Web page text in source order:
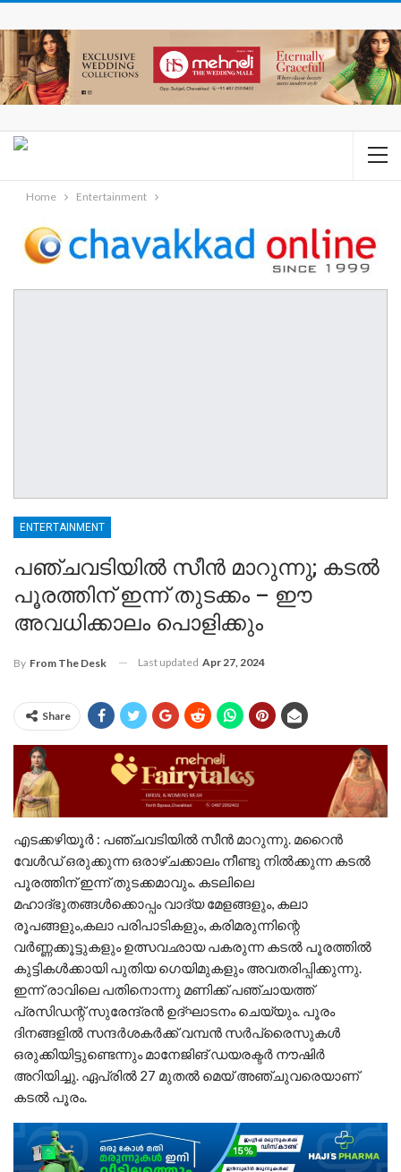
Home Entertainment
ENTERTAINMENT
പഞ്ചവടിയിൽ സീൻ മാറുന്നു; കടൽ
പൂരത്തിന് ഇന്ന് തുടക്കം – ഈ
അവധിക്കാലം പൊളിക്കും
By From The Desk Last updated Apr 27, 2024
Share
എടക്കഴിയൂർ : പഞ്ചവടിയിൽ സീൻ മാറുന്നു. മറൈൻ
വേൾഡ് ഒരുക്കുന്ന ഒരാഴ്ചക്കാലം നീണ്ടു നിൽക്കുന്ന കടൽ
പൂരത്തിന് ഇന്ന് തുടക്കമാവും. കടലിലെ
മഹാദ്‌ഭുതങ്ങൾക്കൊപ്പം വാദ്യ മേളങ്ങളും, കലാ
രൂപങ്ങളും,കലാ പരിപാടികളും, കരിമരുന്നിന്റെ
വർണ്ണക്കൂട്ടുകളും ഉത്സവഛായ പകരുന്ന കടൽ പൂരത്തിൽ
കുട്ടികൾക്കായി പുതിയ ഗെയിമുകളും അവതരിപ്പിക്കുന്നു.
ഇന്ന് രാവിലെ പതിനൊന്നു മണിക്ക് പഞ്ചായത്ത്‌
പ്രസിഡന്റ് സുരേന്ദ്രൻ ഉദ്ഘാടനം ചെയ്യും. പൂരം
ദിനങ്ങളിൽ സന്ദർശകർക്ക് വമ്പൻ സർപ്രൈസുകൾ
ഒരുക്കിയിട്ടുണ്ടെന്നും മാനേജിങ് ഡയരക്ടർ നൗഷിർ
അറിയിച്ചു. ഏപ്രിൽ 27 മുതൽ മെയ് അഞ്ചുവരെയാണ്
കടൽ പൂരം.